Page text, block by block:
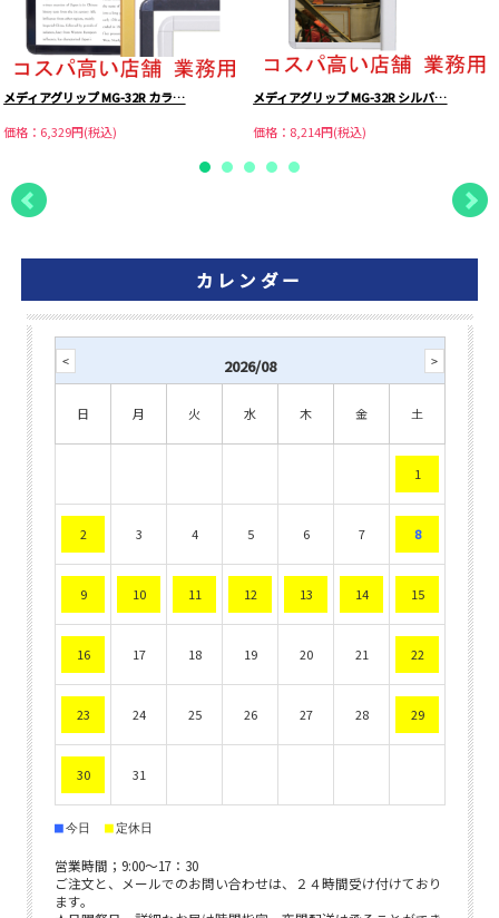
メディアグリップ MG-32R カラ…
価格：6,329円(税込)
メディアグリップ MG-32R シルバ…
価格：8,214円(税込)
カレンダー